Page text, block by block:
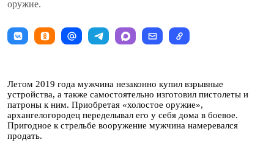
оружие.
Летом 2019 года мужчина незаконно купил взрывные
устройства, а также самостоятельно изготовил пистолеты и
патроны к ним. Приобретая «холостое оружие»,
архангелогородец переделывал его у себя дома в боевое.
Пригодное к стрельбе вооружение мужчина намеревался
продать.